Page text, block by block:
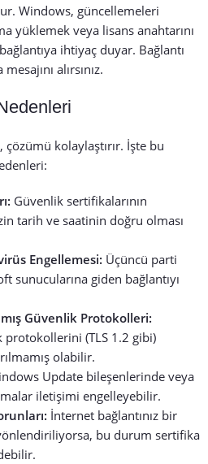
Windows, güncellemeleri
yüklemek veya lisans anahtarını
ihtiyaç duyar. Bağlantı
alırsınız.
çözümü kolaylaştırır. İşte bu
Güvenlik sertifikalarının
tarih ve saatinin doğru olması
Engellemesi: Üçüncü parti
sunucularına giden bağlantıyı
Güvenlik Protokolleri:
(TLS 1.2 gibi)
olabilir.
Update bileşenlerinde veya
iletişimi engelleyebilir.
İnternet bağlantınız bir
bu durum sertifika